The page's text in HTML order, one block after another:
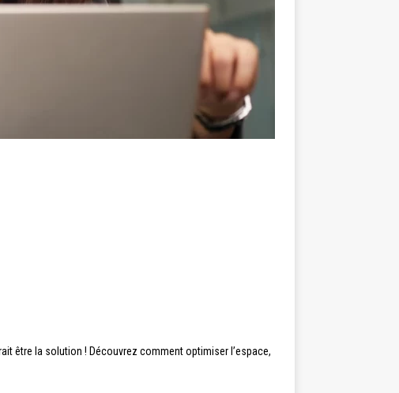
être la solution ! Découvrez comment optimiser l’espace,